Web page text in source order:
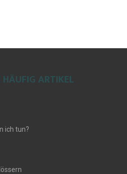
HÄUFIG ARTIKEL
ich tun?